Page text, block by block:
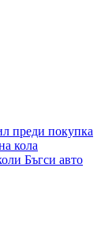
преди покупка
кола
Бъгси авто